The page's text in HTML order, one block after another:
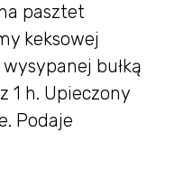
pasztet
keksowej
bułką
1 h. Upieczony
Podaje